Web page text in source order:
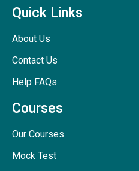
Quick Links
About Us
Contact Us
Help FAQs
Courses
Our Courses
Mock Test